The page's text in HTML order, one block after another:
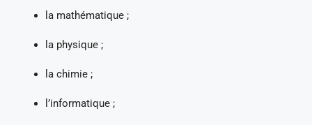
la mathématique ;
la physique ;
la chimie ;
l’informatique ;